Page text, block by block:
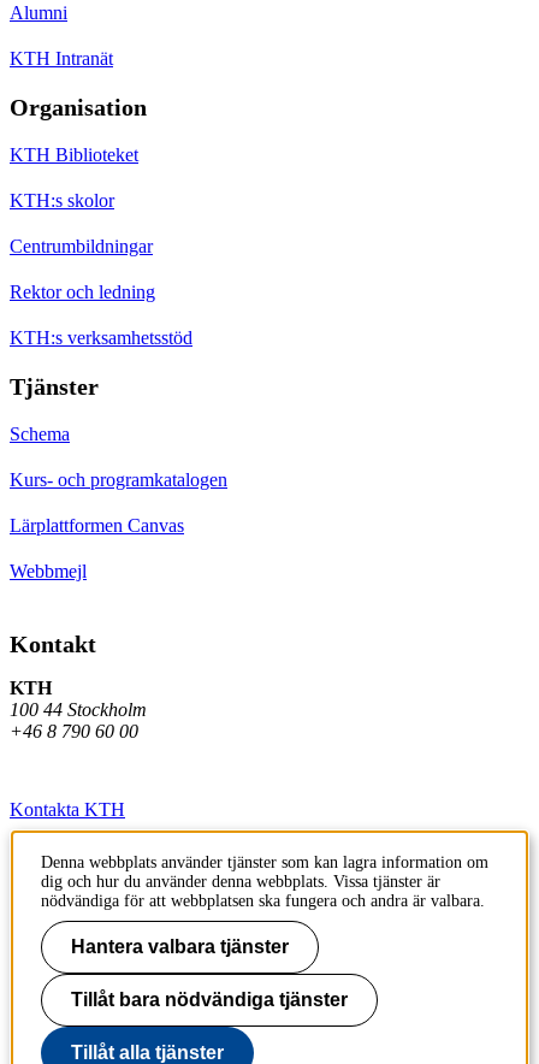
Alumni
KTH Intranät
Organisation
KTH Biblioteket
KTH:s skolor
Centrumbildningar
Rektor och ledning
KTH:s verksamhetsstöd
Tjänster
Schema
Kurs- och programkatalogen
Lärplattformen Canvas
Webbmejl
Kontakt
KTH
100 44 Stockholm
+46 8 790 60 00
Kontakta KTH
Jobba på KTH
Press och media
Faktura och betalning KTH
Om KTH:s webbplatser
Tillgänglighetsredogörelse
Denna webbplats använder tjänster som kan lagra information om
dig och hur du använder denna webbplats. Vissa tjänster är
nödvändiga för att webbplatsen ska fungera och andra är valbara.
Hantera valbara tjänster
Tillåt bara nödvändiga tjänster
Tillåt alla tjänster